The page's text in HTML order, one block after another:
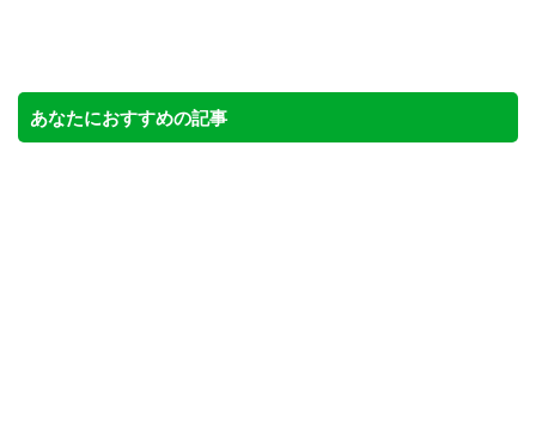
あなたにおすすめの記事